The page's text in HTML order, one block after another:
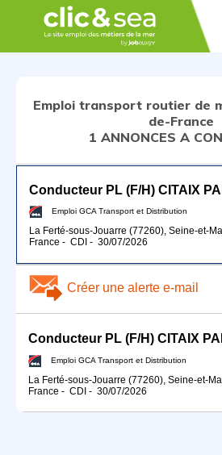
Emploi transport routier de
de-France
1 ANNONCES A
Emploi GCA Transport et Distribution
La Ferté-sous-Jouarre (77260), Seine-et-
France - CDI - 30/07/2026
Créer une alerte e-mail
Emploi GCA Transport et Distribution
La Ferté-sous-Jouarre (77260), Seine-et-
France - CDI - 30/07/2026